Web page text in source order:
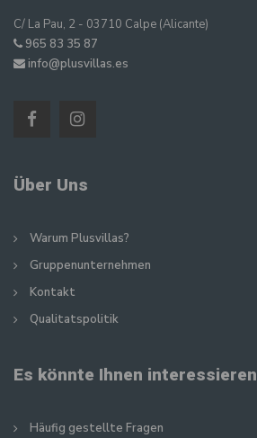
C/ La Pau, 2 - 03710 Calpe (Alicante)
965 83 35 87
info@plusvillas.es
Über Uns
Warum Plusvillas?
Gruppenunternehmen
Kontakt
Qualitatspolitik
Es könnte Ihnen interessieren
Häufig gestellte Fragen